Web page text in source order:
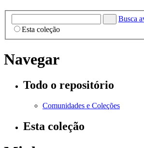
Busca
Esta coleção
Navegar
Todo o repositório
Comunidades e Coleções
Esta coleção